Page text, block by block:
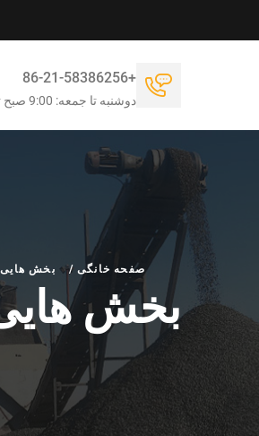
+86-21-58386256
دوشنبه تا جمعه: 9:00 صبح تا 12:00 بعد از ظهر
صفحه خانگی / بخش هایی
بخش